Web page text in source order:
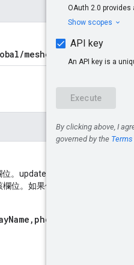
<mesh_name>
。updateMask 中指定的欄位與
位。如果使用者未提供遮罩，系